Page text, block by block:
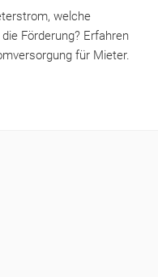
welche
Förderung? Erfahren
für Mieter.